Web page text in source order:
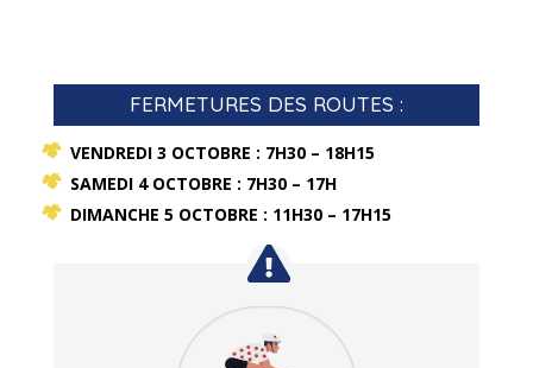
FERMETURES DES ROUTES :
VENDREDI 3 OCTOBRE : 7H30 – 18H15
SAMEDI 4 OCTOBRE : 7H30 – 17H
DIMANCHE 5 OCTOBRE : 11H30 – 17H15